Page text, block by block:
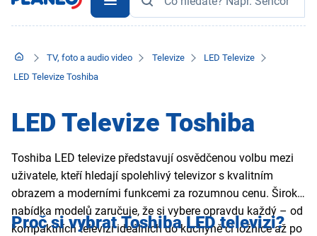
TV, foto a audio video Televize
LED Televize
LED Televize Toshiba
LED Televize Toshiba
Toshiba LED televize představují osvědčenou volbu mezi
uživatele, kteří hledají spolehlivý televizor s kvalitním
obrazem a moderními funkcemi za rozumnou cenu. Široká
nabídka modelů zaručuje, že si vybere opravdu každý – od
kompaktních televizí ideálních do kuchyně či ložnice až po
Proč si vybrat Toshiba LED televizi?